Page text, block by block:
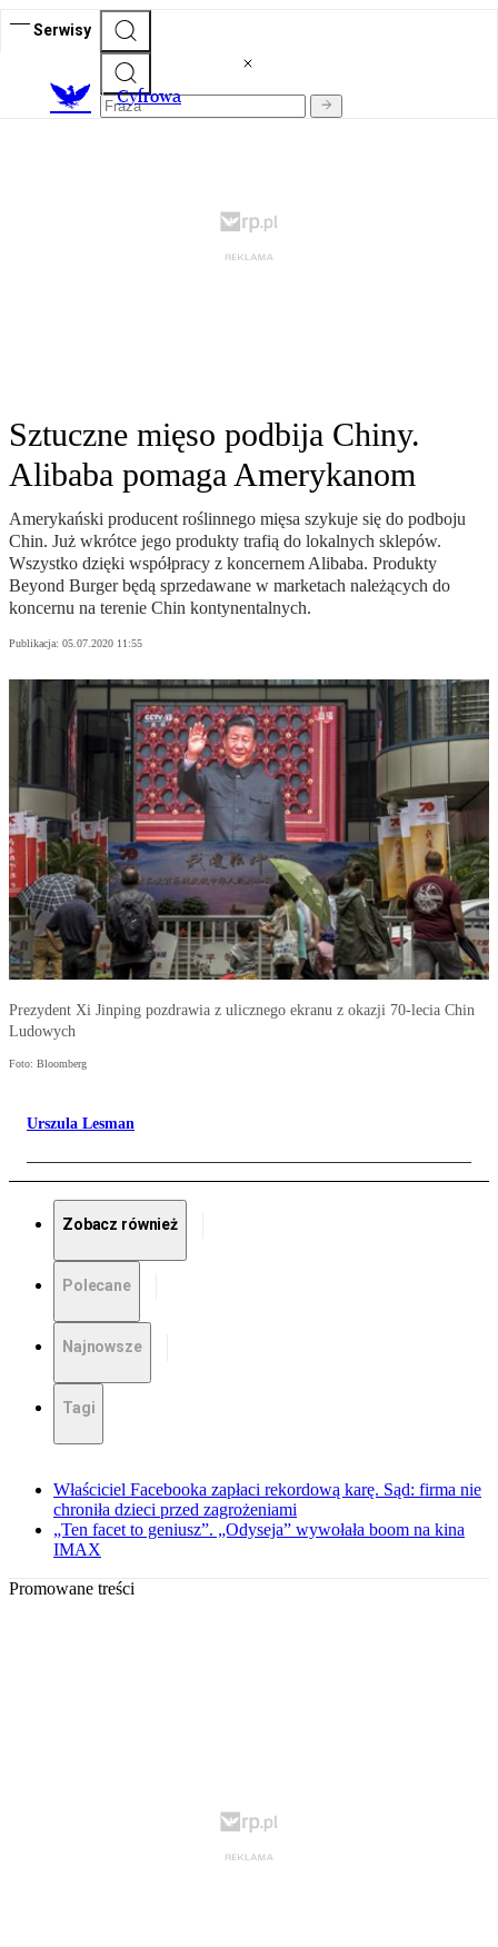
Serwisy
Cyfrowa
Sztuczne mięso podbija Chiny.
Alibaba pomaga Amerykanom
Amerykański producent roślinnego mięsa szykuje się do podboju
Chin. Już wkrótce jego produkty trafią do lokalnych sklepów.
Wszystko dzięki współpracy z koncernem Alibaba. Produkty
Beyond Burger będą sprzedawane w marketach należących do
koncernu na terenie Chin kontynentalnych.
Publikacja: 05.07.2020 11:55
Prezydent Xi Jinping pozdrawia z ulicznego ekranu z okazji 70-lecia Chin
Ludowych
Foto: Bloomberg
Urszula Lesman
Zobacz również
Polecane
Najnowsze
Tagi
Właściciel Facebooka zapłaci rekordową karę. Sąd: firma nie
chroniła dzieci przed zagrożeniami
„Ten facet to geniusz”. „Odyseja” wywołała boom na kina
IMAX
Promowane treści